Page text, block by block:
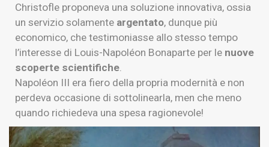
Christofle proponeva una soluzione innovativa, ossia
un servizio solamente argentato, dunque più
economico, che testimoniasse allo stesso tempo
l’interesse di Louis-Napoléon Bonaparte per le nuove
scoperte scientifiche
Napoléon III era fiero della propria modernità e non
perdeva occasione di sottolinearla, men che meno
quando richiedeva una spesa ragionevole!